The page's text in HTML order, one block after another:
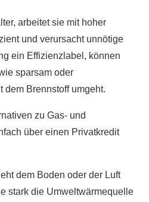
arbeitet sie mit hoher
und verursacht unnötige
ein Effizienzlabel, können
sparsam oder
dem Brennstoff umgeht.
zu Gas- und
über einen Privatkredit
dem Boden oder der Luft
stark die Umweltwärmequelle